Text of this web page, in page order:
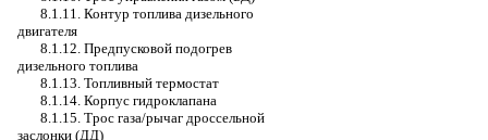
8.1.11. Контур топлива дизельного
двигателя
8.1.12. Предпусковой подогрев
дизельного топлива
8.1.13. Топливный термостат
8.1.14. Корпус гидроклапана
8.1.15. Трос газа/рычаг дроссельной
заслонки (ДД)